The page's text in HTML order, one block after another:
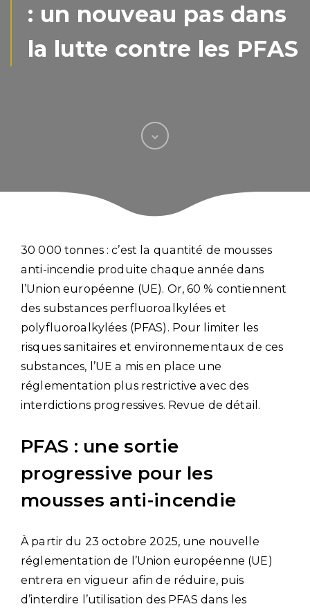
: un nouveau pas dans
la lutte contre les PFAS
30 000 tonnes : c’est la quantité de mousses
anti-incendie produite chaque année dans
l’Union européenne (UE). Or, 60 % contiennent
des substances perfluoroalkylées et
polyfluoroalkylées (PFAS). Pour limiter les
risques sanitaires et environnementaux de ces
substances, l’UE a mis en place une
réglementation plus restrictive avec des
interdictions progressives. Revue de détail.
PFAS : une sortie
progressive pour les
mousses anti-incendie
À partir du 23 octobre 2025, une nouvelle
réglementation de l’Union européenne (UE)
entrera en vigueur afin de réduire, puis
d’interdire l’utilisation des PFAS dans les